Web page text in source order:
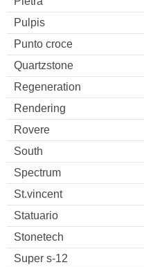
Pulpis
Punto croce
Quartzstone
Regeneration
Rendering
Rovere
South
Spectrum
St.vincent
Statuario
Stonetech
Super s-12